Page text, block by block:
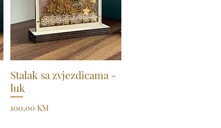
Quick View
Stalak sa zvjezdicama -
luk
Price
100,00 KM